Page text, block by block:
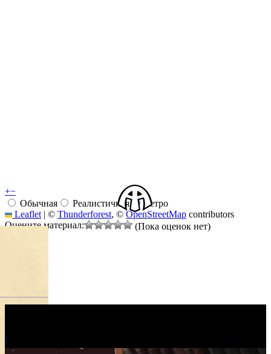
+−
Обычная
Реалистичная
Ретро
Leaflet | © Thunderforest, © OpenStreetMap contributors
Оцените материал:
(Пока оценок нет)
!